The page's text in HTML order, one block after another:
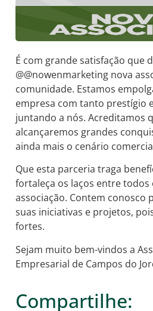
É com grande satisfação que
@@nowenmarketing nova
comunidade. Estamos
empresa com tanto prestígio
juntando a nós. Acreditamos
alcançaremos grandes
ainda mais o cenário
Que esta parceria traga
fortaleça os laços entre
associação. Contem conosco
suas iniciativas e projetos,
fortes.
Sejam muito bem-vindos a
Empresarial de Campos do
Compartilhe: